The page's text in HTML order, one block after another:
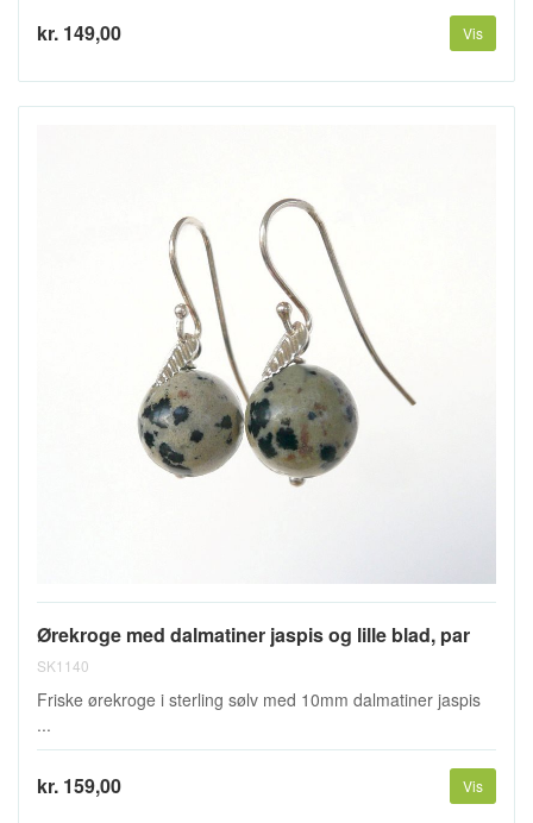
kr. 149,00 Vis
Ørekroge med dalmatiner jaspis og lille blad, par
SK1140
Friske ørekroge i sterling sølv med 10mm dalmatiner jaspis
...
kr. 159,00 Vis